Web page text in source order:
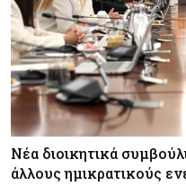
Νέα διοικητικά
άλλους ημικρατικούς